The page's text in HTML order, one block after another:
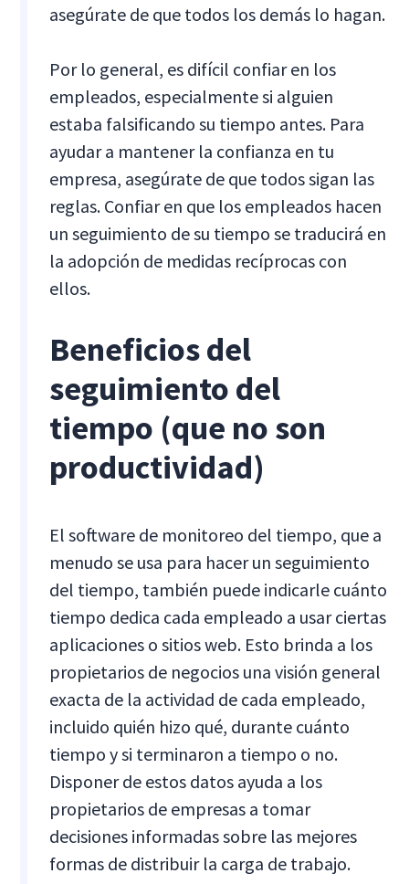
asegúrate de que todos los demás lo hagan.
Por lo general, es difícil confiar en los
empleados, especialmente si alguien
estaba falsificando su tiempo antes. Para
ayudar a mantener la confianza en tu
empresa, asegúrate de que todos sigan las
reglas. Confiar en que los empleados hacen
un seguimiento de su tiempo se traducirá en
la adopción de medidas recíprocas con
ellos.
Beneficios del
seguimiento del
tiempo (que no son
productividad)
El software de monitoreo del tiempo, que a
menudo se usa para hacer un seguimiento
del tiempo, también puede indicarle cuánto
tiempo dedica cada empleado a usar ciertas
aplicaciones o sitios web. Esto brinda a los
propietarios de negocios una visión general
exacta de la actividad de cada empleado,
incluido quién hizo qué, durante cuánto
tiempo y si terminaron a tiempo o no.
Disponer de estos datos ayuda a los
propietarios de empresas a tomar
decisiones informadas sobre las mejores
formas de distribuir la carga de trabajo.